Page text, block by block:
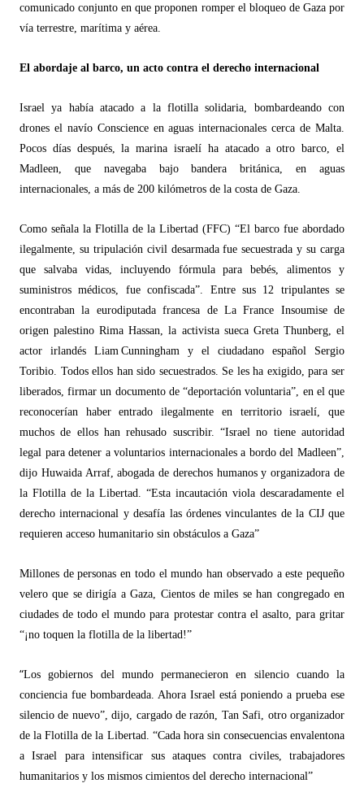
comunicado conjunto en que proponen romper el bloqueo de Gaza por
vía terrestre, marítima y aérea.
El abordaje al barco, un acto contra el derecho internacional
Israel ya había atacado a la flotilla solidaria, bombardeando con
drones el navío Conscience en aguas internacionales cerca de Malta.
Pocos días después, la marina israelí ha atacado a otro barco, el
Madleen, que navegaba bajo bandera británica, en aguas
internacionales, a más de 200 kilómetros de la costa de Gaza.
Como señala la Flotilla de la Libertad (FFC) “El barco fue abordado
ilegalmente, su tripulación civil desarmada fue secuestrada y su carga
que salvaba vidas, incluyendo fórmula para bebés, alimentos y
suministros médicos, fue confiscada”. Entre sus 12 tripulantes se
encontraban la eurodiputada francesa de La France Insoumise de
origen palestino Rima Hassan, la activista sueca Greta Thunberg, el
actor irlandés Liam Cunningham y el ciudadano español Sergio
Toribio. Todos ellos han sido secuestrados. Se les ha exigido, para ser
liberados, firmar un documento de“deportación voluntaria”, en el que
reconocerían haber entrado ilegalmente en territorio israelí, que
muchos de ellos han rehusado suscribir. “Israel no tiene autoridad
legal para detener a voluntarios internacionales a bordo del Madleen”,
dijo Huwaida Arraf, abogada de derechos humanos y organizadora de
la Flotilla de la Libertad. “Esta incautación viola descaradamente el
derecho internacional y desafía las órdenes vinculantes de la CIJ que
requieren acceso humanitario sin obstáculos a Gaza”
Millones de personas en todo el mundo han observado a este pequeño
velero que se dirigía a Gaza, Cientos de miles se han congregado en
ciudades de todo el mundo para protestar contra el asalto, para gritar
“¡no toquen la flotilla de la libertad!”
“Los gobiernos del mundo permanecieron en silencio cuando la
conciencia fue bombardeada. Ahora Israel está poniendo a prueba ese
silencio de nuevo”, dijo, cargado de razón, Tan Safi, otro organizador
de la Flotilla de la Libertad. “Cada hora sin consecuencias envalentona
a Israel para intensificar sus ataques contra civiles, trabajadores
humanitarios y los mismos cimientos del derecho internacional”